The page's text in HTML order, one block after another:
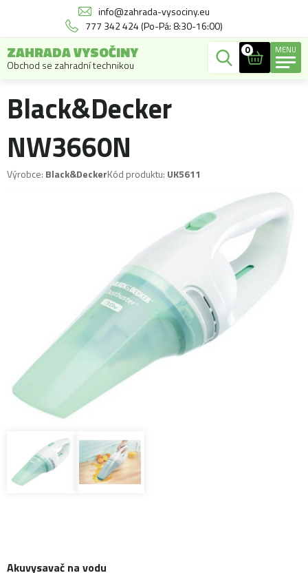
info@zahrada-vysociny.eu
777 342 424 (Po-Pá: 8:30-16:00)
ZAHRADA VYSOČINY
Obchod se zahradní technikou
0 MENU
Black&Decker
NW3660N
Výrobce: Black&DeckerKód produktu: UK5611
Akuvysavač na vodu